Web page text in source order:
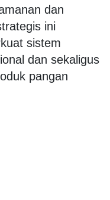
dan
ini
sistem
dan sekaligus
pangan